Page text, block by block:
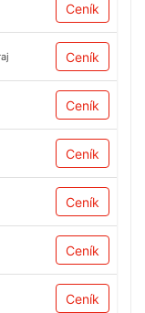
Ceník
Ceník
Ceník
Ceník
Ceník
Ceník
Ceník